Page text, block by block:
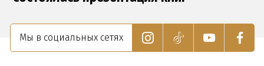
реставратора Крыма Алтынбекова.
19 Ноября 2019
Мы в социальных сетях